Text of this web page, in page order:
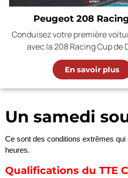
Peugeot 208
Conduisez votre première
avec la 208 Racing Cup de
En savoir plus
Un samedi
Ce sont des conditions extrêmes
heures.
Qualifications du TTE